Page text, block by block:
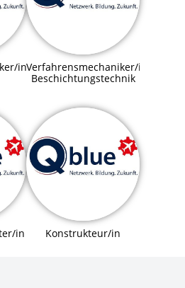
inVerfahrensmechaniker/in
Beschichtungstechnik
in Konstrukteur/in